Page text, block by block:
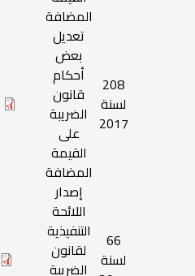
المضافة
208
لسنة
2017
تعديل
بعض
أحكام
قانون
الضريبة
على
القيمة
المضافة
66
لسنة
إصدار
اللائحة
التنفيذية
لقانون
الضريبة